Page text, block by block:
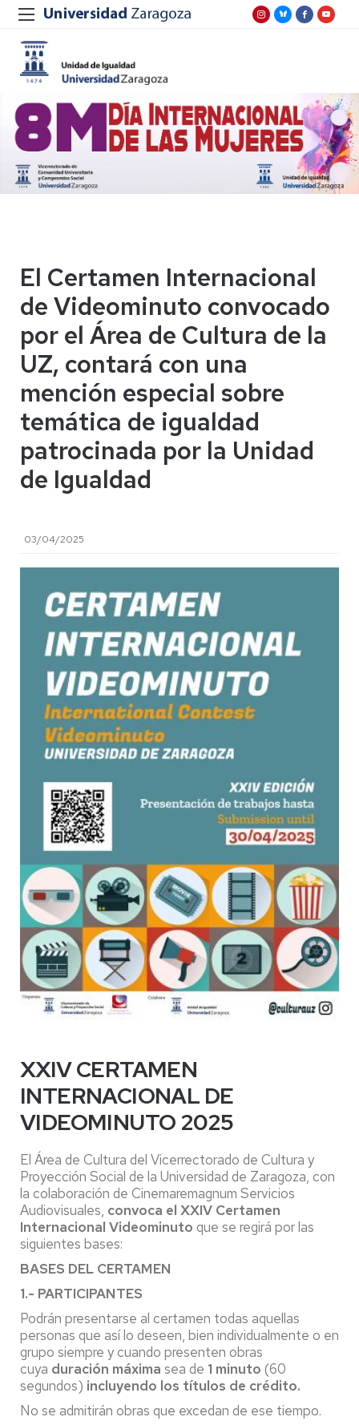
El Certamen Internacional
de Videominuto convocado
por el Área de Cultura de la
UZ, contará con una
mención especial sobre
temática de igualdad
patrocinada por la Unidad
de Igualdad
03/04/2025
XXIV CERTAMEN
INTERNACIONAL DE
VIDEOMINUTO 2025
El Área de Cultura del Vicerrectorado de Cultura y
Proyección Social de la Universidad de Zaragoza, con
la colaboración de Cinemaremagnum Servicios
Audiovisuales, convoca el XXIV Certamen
Internacional Videominuto que se regirá por las
siguientes bases:
BASES DEL CERTAMEN
1.- PARTICIPANTES
Podrán presentarse al certamen todas aquellas
personas que así lo deseen, bien individualmente o en
grupo siempre y cuando presenten obras
cuya duración máxima sea de 1 minuto (60
segundos) incluyendo los títulos de crédito.
No se admitirán obras que excedan de ese tiempo.